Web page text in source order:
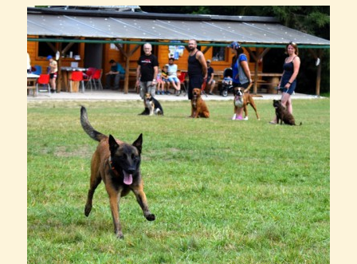
ZÁVODY A PROPOZICE
PSÍ AKADEMIE
PŘÍSPĚVKY A POPLATKY
KONTAKTY KK
FOTOALBUM